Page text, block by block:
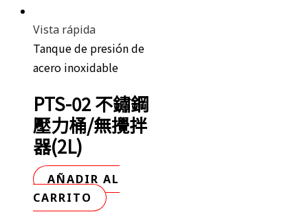
Vista rápida
Tanque de presión de
acero inoxidable
PTS-02 不鏽鋼
壓力桶/無攪拌
器(2L)
AÑADIR AL
CARRITO